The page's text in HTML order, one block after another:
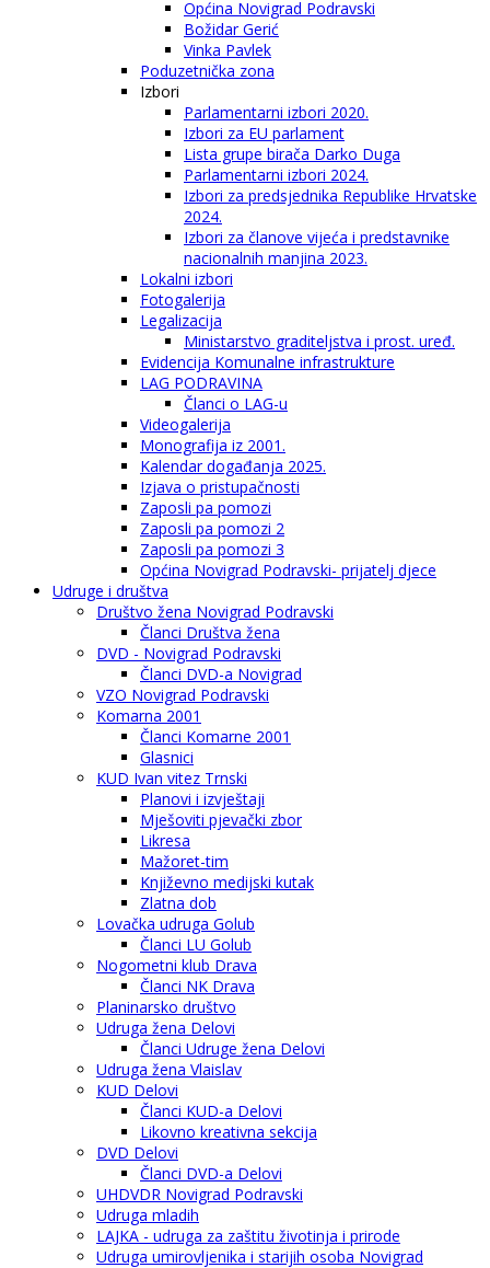
Općina Novigrad Podravski
Božidar Gerić
Vinka Pavlek
Poduzetnička zona
Izbori
Parlamentarni izbori 2020.
Izbori za EU parlament
Lista grupe birača Darko Duga
Parlamentarni izbori 2024.
Izbori za predsjednika Republike Hrvatske
2024.
Izbori za članove vijeća i predstavnike
nacionalnih manjina 2023.
Lokalni izbori
Fotogalerija
Legalizacija
Ministarstvo graditeljstva i prost. uređ.
Evidencija Komunalne infrastrukture
LAG PODRAVINA
Članci o LAG-u
Videogalerija
Monografija iz 2001.
Kalendar događanja 2025.
Izjava o pristupačnosti
Zaposli pa pomozi
Zaposli pa pomozi 2
Zaposli pa pomozi 3
Općina Novigrad Podravski- prijatelj djece
Udruge i društva
Društvo žena Novigrad Podravski
Članci Društva žena
DVD - Novigrad Podravski
Članci DVD-a Novigrad
VZO Novigrad Podravski
Komarna 2001
Članci Komarne 2001
Glasnici
KUD Ivan vitez Trnski
Planovi i izvještaji
Mješoviti pjevački zbor
Likresa
Mažoret-tim
Književno medijski kutak
Zlatna dob
Lovačka udruga Golub
Članci LU Golub
Nogometni klub Drava
Članci NK Drava
Planinarsko društvo
Udruga žena Delovi
Članci Udruge žena Delovi
Udruga žena Vlaislav
KUD Delovi
Članci KUD-a Delovi
Likovno kreativna sekcija
DVD Delovi
Članci DVD-a Delovi
UHDVDR Novigrad Podravski
Udruga mladih
LAJKA - udruga za zaštitu životinja i prirode
Udruga umirovljenika i starijih osoba Novigrad